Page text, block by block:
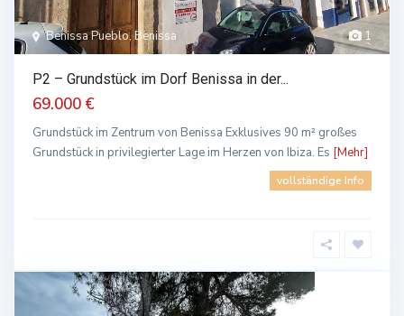
1
Benissa Pueblo, Benissa
P2 – Grundstück im Dorf Benissa in der...
69.000 €
Grundstück im Zentrum von Benissa Exklusives 90 m² großes
Grundstück in privilegierter Lage im Herzen von Ibiza. Es [Mehr]
vollständige Info